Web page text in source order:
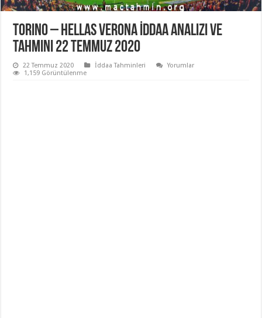
Torino – Hellas Verona İddaa Analizi ve
Tahmini 22 Temmuz 2020
22 Temmuz 2020 İddaa Tahminleri
Yorumlar
1,159 Görüntülenme